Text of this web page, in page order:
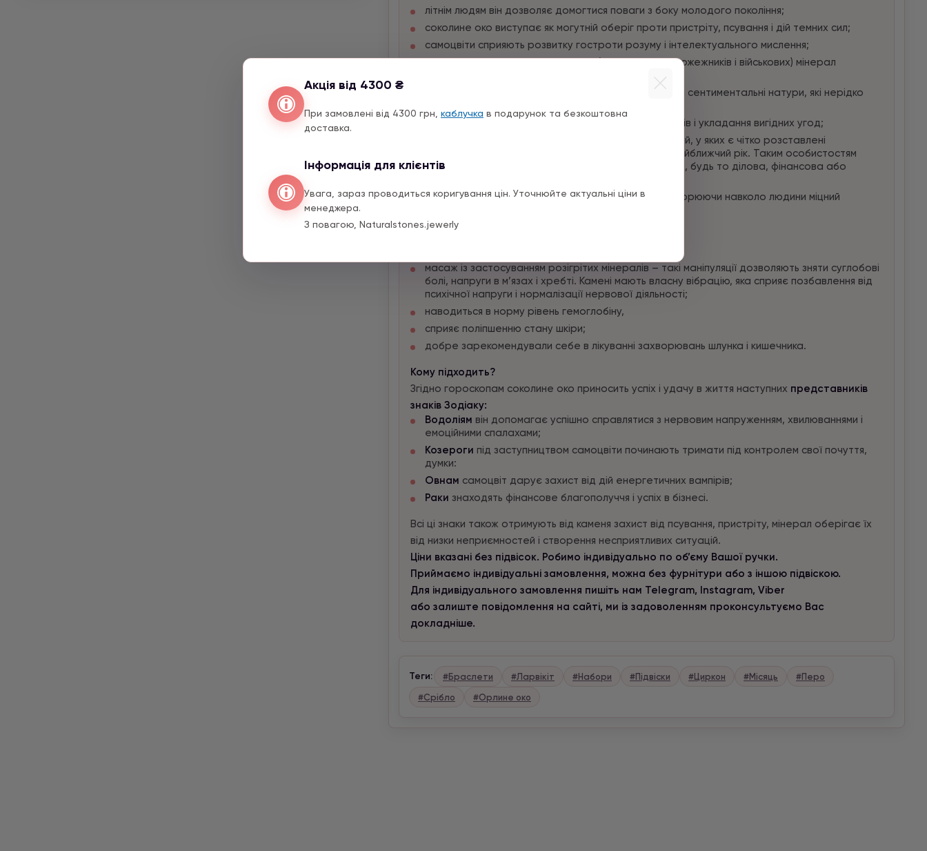
Акція від 4300 ₴
При замовлені від 4300 грн, каблучка в подарунок та безкоштовна
доставка.
Інформація для клієнтів
Увага, зараз проводиться коригування цін. Уточнюйте актуальні ціни в
менеджера.
З повагою, Naturalstones.jewerly
літнім людям він дозволяє домогтися поваги з боку молодого покоління;
соколине око виступає як могутній оберіг проти пристріту, псування і дій темних сил;
самоцвіти сприяють розвитку гостроти розуму і інтелектуального мислення;
для людей небезпечних професій (рятувальників, пожежників і військових) мінерал
самоцвіт оберігає від небезпек надто романтичні і сентиментальні натури, які нерідко
камінь допомагає в проведенні ділових переговорів і укладання вигідних угод;
самоцвіт стає вірним помічником для амбітних людей, у яких є чітко розставлені
пріоритети в житті, поставлені цілі і завдання на найближчий рік. Таким особистостям
камінь буде приносити удачу у всіх їхніх починаннях, будь то ділова, фінансова або
вміє розкривати самі підступні і нечесні наміри, створюючи навколо людини міцний
масаж із застосуванням розігрітих мінералів – такі маніпуляції дозволяють зняти суглобові
болі, напруги в м’язах і хребті. Камені мають власну вібрацію, яка сприяє позбавлення від
психічної напруги і нормалізації нервової діяльності;
наводиться в норму рівень гемоглобіну,
сприяє поліпшенню стану шкіри;
добре зарекомендували себе в лікуванні захворювань шлунка і кишечника.
Кому підходить?
Згідно гороскопам соколине око приносить успіх і удачу в життя наступних представників
знаків Зодіаку:
Водоліям він допомагає успішно справлятися з нервовим напруженням, хвилюваннями і
емоційними спалахами;
Козероги під заступництвом самоцвіти починають тримати під контролем свої почуття,
думки:
Овнам самоцвіт дарує захист від дій енергетичних вампірів;
Раки знаходять фінансове благополуччя і успіх в бізнесі.
Всі ці знаки також отримують від каменя захист від псування, пристріту, мінерал оберігає їх
від низки неприємностей і створення несприятливих ситуацій.
Ціни вказані без підвісок. Робимо індивідуально по об’єму Вашої ручки.
Приймаємо індивідуальні замовлення, можна без фурнітури або з іншою підвіскою.
Для індивідуального замовлення пишіть нам Telegram, Instagram, Viber
або залиште повідомлення на сайті, ми із задоволенням проконсультуємо Вас
докладніше.
Теги: #Браслети #Ларвікіт #Набори #Підвіски #Циркон #Місяць
#Перо
#Срібло
#Орлине око